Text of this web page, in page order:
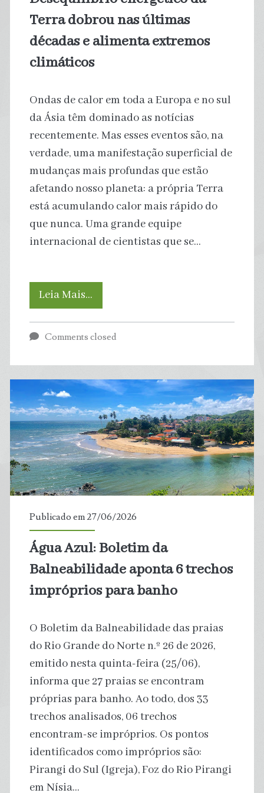
Terra dobrou nas últimas
décadas e alimenta extremos
climáticos
Ondas de calor em toda a Europa e no sul
da Ásia têm dominado as notícias
recentemente. Mas esses eventos são, na
verdade, uma manifestação superficial de
mudanças mais profundas que estão
afetando nosso planeta: a própria Terra
está acumulando calor mais rápido do
que nunca. Uma grande equipe
internacional de cientistas que se…
Leia Mais…
energético
dobrou
nas
últimas
décadas
alimenta
climáticos
Comments closed
Publicado em 27/06/2026
Água Azul: Boletim da
Balneabilidade aponta 6 trechos
impróprios para banho
O Boletim da Balneabilidade das praias
do Rio Grande do Norte n.º 26 de 2026,
emitido nesta quinta-feira (25/06),
informa que 27 praias se encontram
próprias para banho. Ao todo, dos 33
trechos analisados, 06 trechos
encontram-se impróprios. Os pontos
identificados como impróprios são:
Pirangi do Sul (Igreja), Foz do Rio Pirangi
em Nísia…